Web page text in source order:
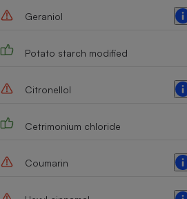
Geraniol
Potato starch modified
Citronellol
Cetrimonium chloride
Coumarin